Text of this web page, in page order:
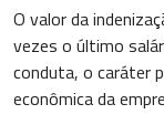
O valor da
vezes o último
conduta, o caráter
econômica da